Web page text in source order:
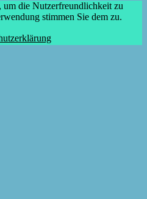
um die Nutzerfreundlichkeit zu
stimmen Sie dem zu.